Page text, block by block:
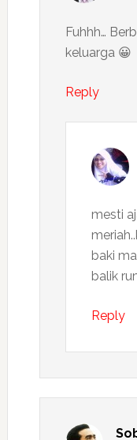
Fuhhh…
keluarga 😀
Reply
mesti
baki
balik
Reply